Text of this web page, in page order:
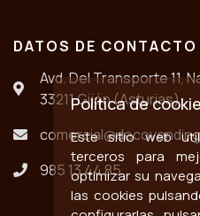
DATOS DE CONTACTO
Avd. Del Transporte 11,
33211 Gijón (Asturias)
985 13 44 85
Política de
Este sitio web
terceros para
optimizar su
las cookies